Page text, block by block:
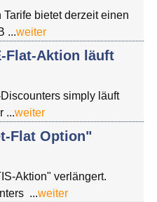
bietet derzeit einen
...weiter
Flat-Aktion läuft
simply läuft
...weiter
Flat Option"
Aktion" verlängert.
...weiter